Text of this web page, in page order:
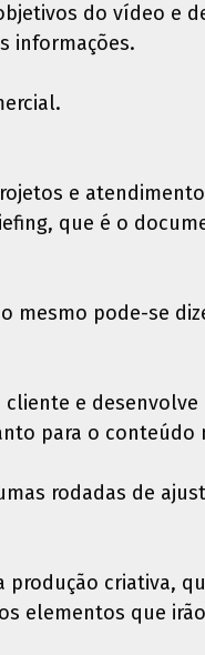
do vídeo e
informações.
e
que é o
pode-se
e
para o conteúdo
rodadas de
criativa,
elementos que